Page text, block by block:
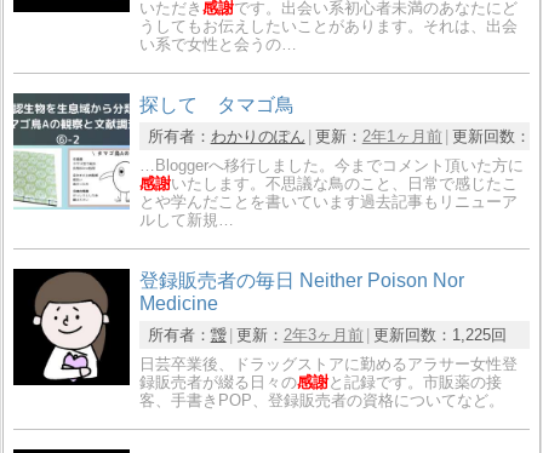
いただき感謝です。出会い系初心者未満のあなたにど
うしてもお伝えしたいことがあります。それは、出会
い系で女性と会うの…
探して タマゴ鳥
所有者： わかりのぽん 更新： 2年1ヶ月前 更新回数：
…Bloggerへ移行しました。今までコメント頂いた方に
感謝いたします。不思議な鳥のこと、日常で感じたこ
とや学んだことを書いています過去記事もリニューア
ルして新規…
登録販売者の毎日 Neither Poison Nor
Medicine
所有者： 靉 更新： 2年3ヶ月前 更新回数： 1,225回
日芸卒業後、ドラッグストアに勤めるアラサー女性登
録販売者が綴る日々の感謝と記録です。市販薬の接
客、手書きPOP、登録販売者の資格についてなど。